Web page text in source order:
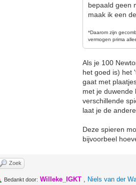
bepaald geen
maak ik een
*Daarom zijn
vermogen prima
Als je 100
het goed is) het
gaat met
met je duwende
verschillende
laat je de
Deze spieren
bijvoorbeel
Zoek
Bedankt door: Willeke_IGKT , Niels van der